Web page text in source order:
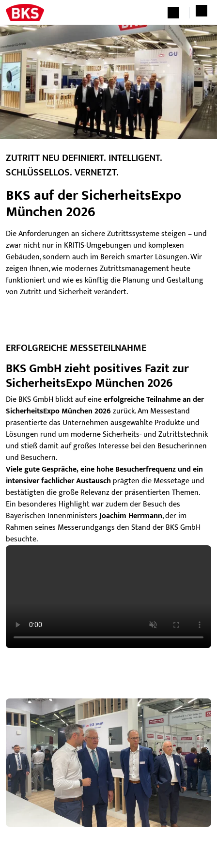
ZUTRITT NEU DEFINIERT. INTELLIGENT.
SCHLÜSSELLOS. VERNETZT.
BKS auf der SicherheitsExpo
München 2026
Die Anforderungen an sichere Zutrittssysteme steigen – und
zwar nicht nur in KRITIS-Umgebungen und komplexen
Gebäuden, sondern auch im Bereich smarter Lösungen. Wir
zeigen Ihnen, wie modernes Zutrittsmanagement heute
funktioniert und wie es künftig die Planung und Gestaltung
von Zutritt und Sicherheit verändert.
ERFOLGREICHE MESSETEILNAHME
BKS GmbH zieht positives Fazit zur
SicherheitsExpo München 2026
Die BKS GmbH blickt auf eineerfolgreiche Teilnahme an der
SicherheitsExpo München 2026zurück. Am Messestand
präsentierte das Unternehmen ausgewählte Produkte und
Lösungen rund um moderne Sicherheits- und Zutrittstechnik
und stieß damit auf großes Interesse bei den Besucherinnen
und Besuchern.
Viele gute Gespräche, eine hohe Besucherfrequenz und ein
intensiver fachlicher Austauschprägten die Messetage und
bestätigten die große Relevanz der präsentierten Themen.
Ein besonderes Highlight war zudem der Besuch des
Bayerischen InnenministersJoachim Herrmann, der im
Rahmen seines Messerundgangs den Stand der BKS GmbH
besuchte.